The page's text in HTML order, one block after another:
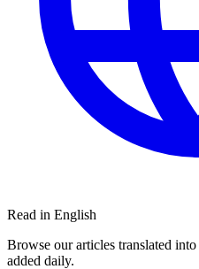
Read in English
Browse our articles translated
added daily.